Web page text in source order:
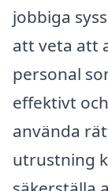
jobbiga
att veta att
personal
effektivt
använda
utrustning